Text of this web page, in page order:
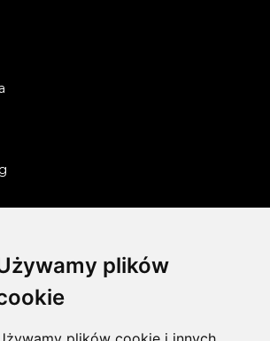
plików
prawie do odstapienia od umowy
i formy płatności